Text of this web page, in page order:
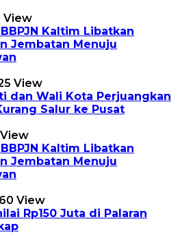
View
Kaltim Libatkan
Jembatan Menuju
View
dan Wali Kota Perjuangkan
Salur ke Pusat
Kaltim Libatkan
Jembatan Menuju
View
Rp150 Juta di Palaran